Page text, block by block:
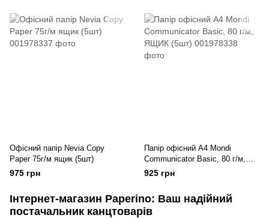
Офісний папір Nevia Copy
Paper 75г/м ящик (5шт)
975 грн
Папір офісний А4 Mondi
Communicator Basic, 80 г/м,
ЯЩИК (5шт)
925 грн
Інтернет-магазин Paperino: Ваш надійний
постачальник канцтоварів